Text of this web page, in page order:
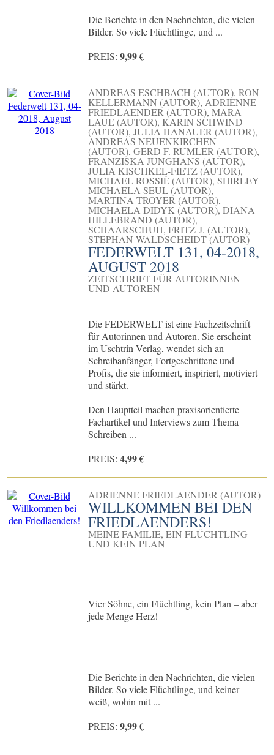
Die Berichte in den Nachrichten, die vielen
Bilder. So viele Flüchtlinge, und ...
PREIS: 9,99 €
ANDREAS ESCHBACH (AUTOR), RON
KELLERMANN (AUTOR), ADRIENNE
FRIEDLAENDER (AUTOR), MARA
LAUE (AUTOR), KARIN SCHWIND
(AUTOR), JULIA HANAUER (AUTOR),
ANDREAS NEUENKIRCHEN
(AUTOR), GERD F. RUMLER (AUTOR),
FRANZISKA JUNGHANS (AUTOR),
JULIA KISCHKEL-FIETZ (AUTOR),
MICHAEL ROSSIÉ (AUTOR), SHIRLEY
MICHAELA SEUL (AUTOR),
MARTINA TROYER (AUTOR),
MICHAELA DIDYK (AUTOR), DIANA
HILLEBRAND (AUTOR),
SCHAARSCHUH, FRITZ-J. (AUTOR),
STEPHAN WALDSCHEIDT (AUTOR)
FEDERWELT 131, 04-2018,
AUGUST 2018
ZEITSCHRIFT FÜR AUTORINNEN
UND AUTOREN
Die FEDERWELT ist eine Fachzeitschrift
für Autorinnen und Autoren. Sie erscheint
im Uschtrin Verlag, wendet sich an
Schreibanfänger, Fortgeschrittene und
Profis, die sie informiert, inspiriert, motiviert
und stärkt.
Den Hauptteil machen praxisorientierte
Fachartikel und Interviews zum Thema
Schreiben ...
PREIS: 4,99 €
ADRIENNE FRIEDLAENDER (AUTOR)
WILLKOMMEN BEI DEN
FRIEDLAENDERS!
MEINE FAMILIE, EIN FLÜCHTLING
UND KEIN PLAN
Vier Söhne, ein Flüchtling, kein Plan – aber
jede Menge Herz!
Die Berichte in den Nachrichten, die vielen
Bilder. So viele Flüchtlinge, und keiner
weiß, wohin mit ...
PREIS: 9,99 €